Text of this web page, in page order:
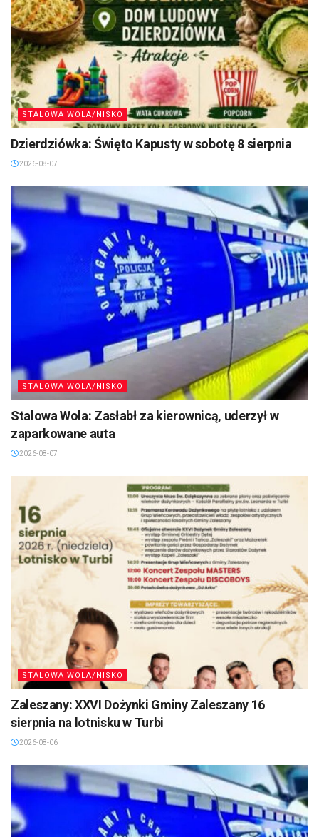
STALOWA WOLA/NISKO
Dzierdziówka: Święto Kapusty w sobotę 8 sierpnia
2026-08-07
STALOWA WOLA/NISKO
Stalowa Wola: Zasłabł za kierownicą, uderzył w
zaparkowane auta
2026-08-07
STALOWA WOLA/NISKO
Zaleszany: XXVI Dożynki Gminy Zaleszany 16
sierpnia na lotnisku w Turbi
2026-08-06